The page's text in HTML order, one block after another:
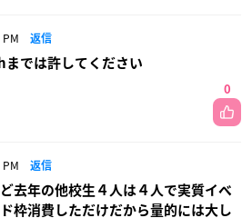
返信
では許してください
0
返信
去年の他校生４人は４人で実質イベ
枠消費しただけだから量的には大し